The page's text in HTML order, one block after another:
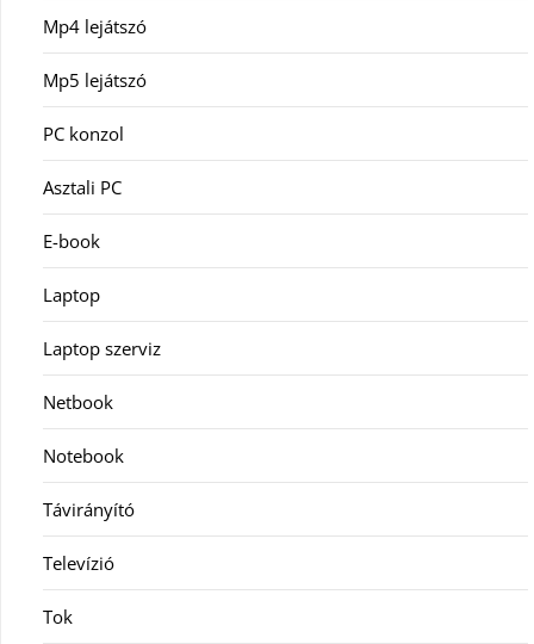
Mp4 lejátszó
Mp5 lejátszó
PC konzol
Asztali PC
E-book
Laptop
Laptop szerviz
Netbook
Notebook
Távirányító
Televízió
Tok